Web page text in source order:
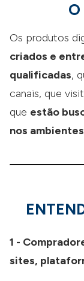
O
Os produtos
criados e
qualificadas,
canais, que
que estão
nos
1 -
sites,